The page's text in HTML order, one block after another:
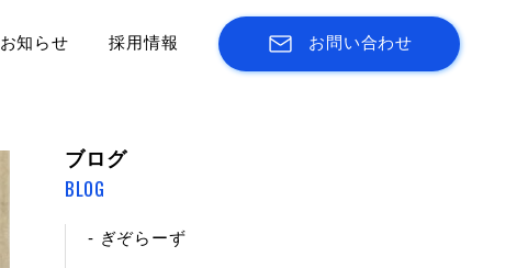
お知らせ 採用情報 お問い合わせ
ブログ
BLOG
- ぎぞらーず